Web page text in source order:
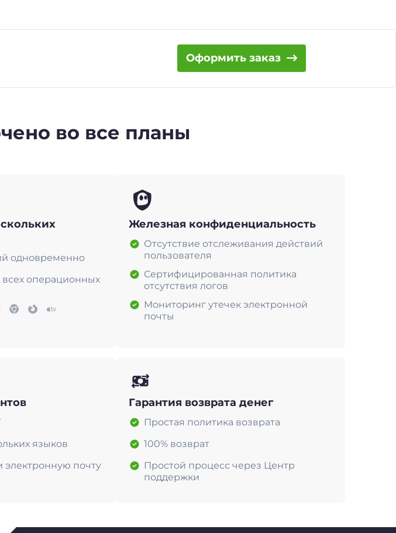
Оформить заказ
во все планы
одновременно
операционных
Железная конфиденциальность
Отсутствие отслеживания действий
пользователя
Сертифицированная политика
отсутствия логов
Мониторинг утечек электронной
почты
языков
электронную почту
Гарантия возврата денег
Простая политика возврата
100% возврат
Простой процесс через Центр
поддержки